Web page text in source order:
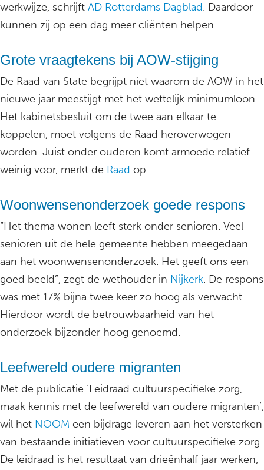
werkwijze, schrijft AD Rotterdams Dagblad. Daardoor
kunnen zij op een dag meer cliënten helpen.
Grote vraagtekens bij AOW-stijging
De Raad van State begrijpt niet waarom de AOW in het
nieuwe jaar meestijgt met het wettelijk minimumloon.
Het kabinetsbesluit om de twee aan elkaar te
koppelen, moet volgens de Raad heroverwogen
worden. Juist onder ouderen komt armoede relatief
weinig voor, merkt de Raad op.
Woonwensenonderzoek goede respons
“Het thema wonen leeft sterk onder senioren. Veel
senioren uit de hele gemeente hebben meegedaan
aan het woonwensenonderzoek. Het geeft ons een
goed beeld”, zegt de wethouder in Nijkerk. De respons
was met 17% bijna twee keer zo hoog als verwacht.
Hierdoor wordt de betrouwbaarheid van het
onderzoek bijzonder hoog genoemd.
Leefwereld oudere migranten
Met de publicatie ‘Leidraad cultuurspecifieke zorg,
maak kennis met de leefwereld van oudere migranten’,
wil het NOOM een bijdrage leveren aan het versterken
van bestaande initiatieven voor cultuurspecifieke zorg.
De leidraad is het resultaat van drieënhalf jaar werken,